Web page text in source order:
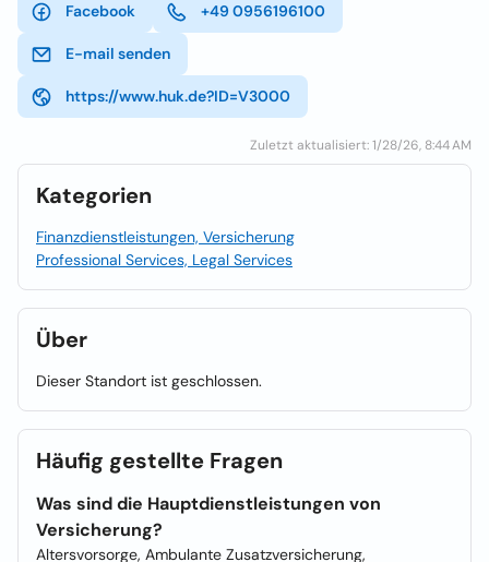
Facebook +49 0956196100
E-mail senden
https://www.huk.de?ID=V3000
Zuletzt aktualisiert: 1/28/26, 8:44 AM
Kategorien
Finanzdienstleistungen, Versicherung
Professional Services, Legal Services
Über
Dieser Standort ist geschlossen.
Häufig gestellte Fragen
Was sind die Hauptdienstleistungen von
Versicherung?
Altersvorsorge, Ambulante Zusatzversicherung,